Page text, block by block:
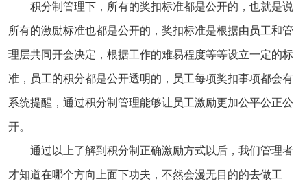
积分制管理下，所有的奖扣标准都是公开的，也就是说
所有的激励标准也都是公开的，奖扣标准是根据由员工和管
理层共同开会决定，根据工作的难易程度等等设立一定的标
准，员工的积分都是公开透明的，员工每项奖扣事项都会有
系统提醒，通过积分制管理能够让员工激励更加公平公正公
开。
通过以上了解到积分制正确激励方式以后，我们管理者
才知道在哪个方向上面下功夫，不然会漫无目的的去做工